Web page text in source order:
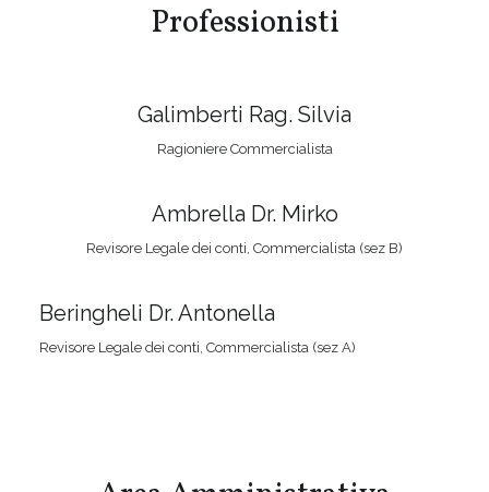
Professionisti
Galimberti Rag. Silvia
Ragioniere Commercialista
Ambrella Dr. Mirko
Revisore Legale dei conti, Commercialista (sez B)
Beringheli Dr. Antonella
Revisore Legale dei conti, Commercialista (sez A)